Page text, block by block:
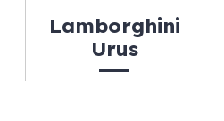
Lamborghini
Urus